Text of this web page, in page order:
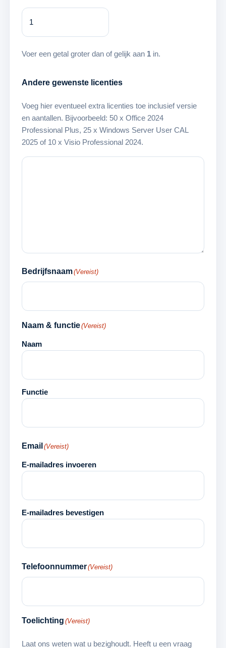
Voer een getal groter dan of gelijk aan 1 in.
Andere gewenste licenties
Voeg hier eventueel extra licenties toe inclusief versie
en aantallen. Bijvoorbeeld: 50 x Office 2024
Professional Plus, 25 x Windows Server User CAL
2025 of 10 x Visio Professional 2024.
Bedrijfsnaam(Vereist)
Naam & functie(Vereist)
Naam
Functie
Email (Vereist)
E-mailadres invoeren
E-mailadres bevestigen
Telefoonnummer(Vereist)
Toelichting (Vereist)
Laat ons weten wat u bezighoudt. Heeft u een vraag